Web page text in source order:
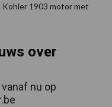
Kohler 1903 motor met
over
nu op